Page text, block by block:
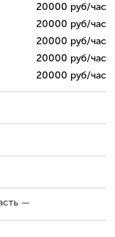
20000 руб/час
20000 руб/час
20000 руб/час
20000 руб/час
20000 руб/час
—